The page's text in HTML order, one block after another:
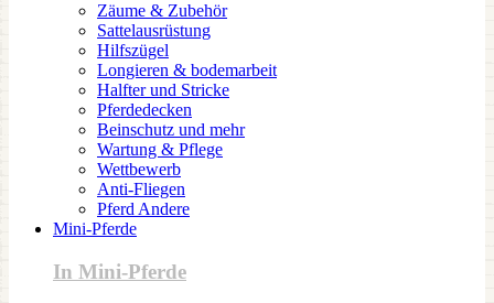
Zäume & Zubehör
Sattelausrüstung
Hilfszügel
Longieren & bodemarbeit
Halfter und Stricke
Pferdedecken
Beinschutz und mehr
Wartung & Pflege
Wettbewerb
Anti-Fliegen
Pferd Andere
Mini-Pferde
In Mini-Pferde